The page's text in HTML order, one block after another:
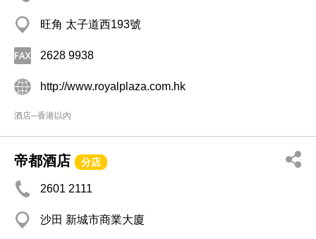
旺角 太子道西193號
2628 9938
http://www.royalplaza.com.hk
酒店─香港以內
帝都酒店 分店
2601 2111
沙田 新城市商業大廈